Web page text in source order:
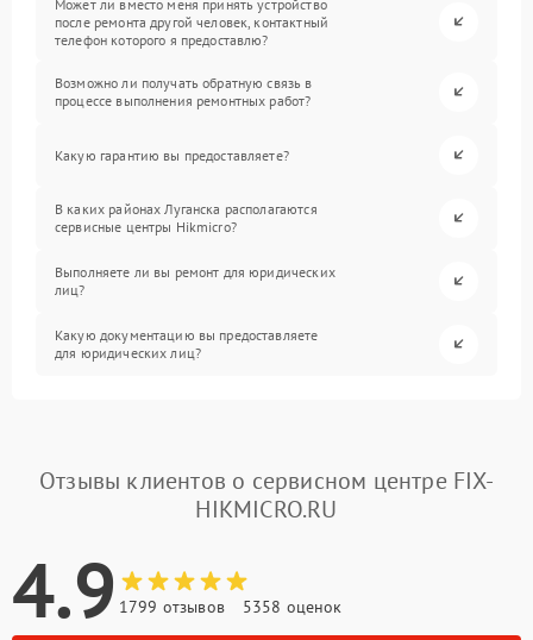
Может ли вместо меня принять устройство
после ремонта другой человек, контактный
телефон которого я предоставлю?
Возможно ли получать обратную связь в
процессе выполнения ремонтных работ?
Какую гарантию вы предоставляете?
В каких районах Луганска располагаются
сервисные центры Hikmicro?
Выполняете ли вы ремонт для юридических
лиц?
Какую документацию вы предоставляете
для юридических лиц?
Отзывы клиентов о сервисном центре FIX-
HIKMICRO.RU
4.9 1799 отзывов 5358 оценок